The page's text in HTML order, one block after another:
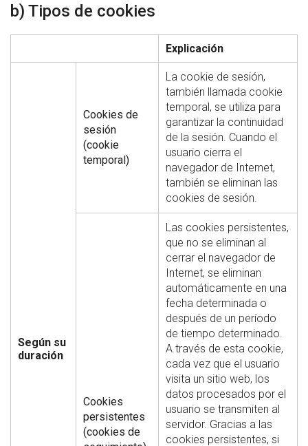
b) Tipos de cookies
Explicación
Según su
duración
Cookies de
sesión
(cookie
temporal)
La cookie de sesión,
también llamada cookie
temporal, se utiliza para
garantizar la continuidad
de la sesión. Cuando el
usuario cierra el
navegador de Internet,
también se eliminan las
cookies de sesión.
Cookies
persistentes
(cookies de
Las cookies persistentes,
que no se eliminan al
cerrar el navegador de
Internet, se eliminan
automáticamente en una
fecha determinada o
después de un período
de tiempo determinado.
A través de esta cookie,
cada vez que el usuario
visita un sitio web, los
datos procesados por el
usuario se transmiten al
servidor. Gracias a las
cookies persistentes, si